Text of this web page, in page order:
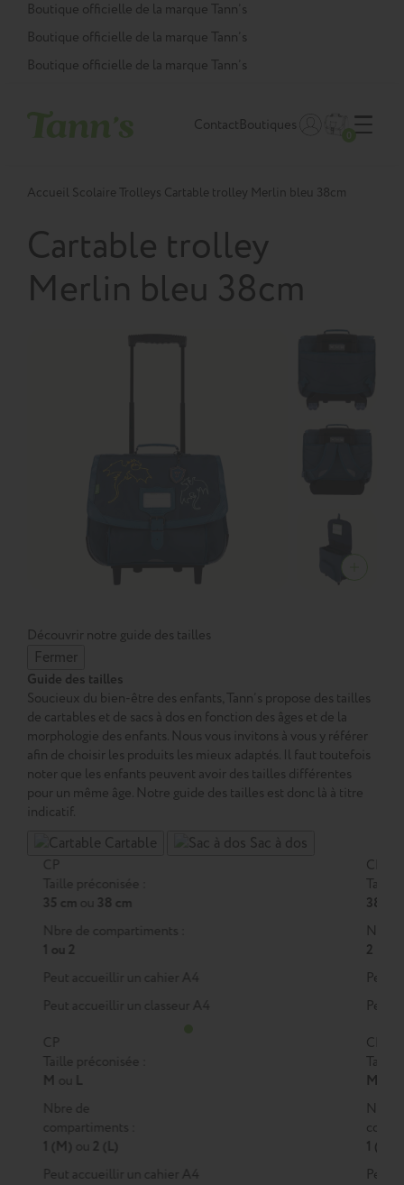
Panneau de gestion des cookies
Boutique officielle de la marque Tann’s
Boutique officielle de la marque Tann’s
Boutique officielle de la marque Tann’s
ContactBoutiques
Accueil Scolaire Trolleys Cartable trolley Merlin bleu 38cm
Cartable trolley
Merlin bleu 38cm
Découvrir notre guide des tailles
Fermer
Guide des tailles
Soucieux du bien-être des enfants, Tann’s propose des tailles
de cartables et de sacs à dos en fonction des âges et de la
morphologie des enfants. Nous vous invitons à vous y référer
afin de choisir les produits les mieux adaptés. Il faut toutefois
noter que les enfants peuvent avoir des tailles différentes
pour un même âge. Notre guide des tailles est donc là à titre
indicatif.
Cartable Sac à dos
CP
Taille préconisée :
35 cm ou 38 cm
Nbre de compartiments :
1 ou 2
Peut accueillir un cahier A4
Peut accueillir un classeur A4
CE1
Taille
38 cm
Nbre
2
Peut
Peut
CP
Taille préconisée :
M ou L
Nbre de
compartiments :
1 (M) ou 2 (L)
Peut accueillir un cahier A4
CE1
Taille
M
Nbre
1 (M)
Peut